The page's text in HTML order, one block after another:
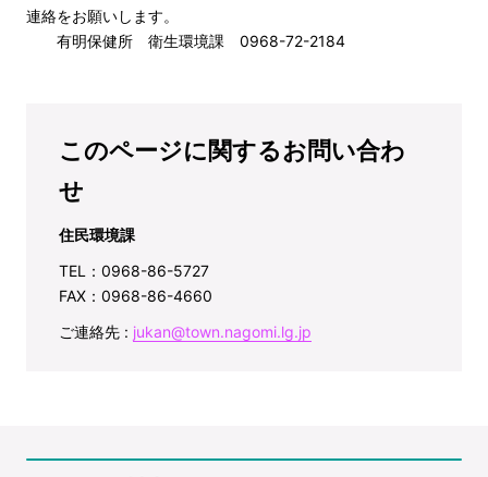
連絡をお願いします。
有明保健所 衛生環境課 0968-72-2184
このページに関するお問い合わ
せ
住民環境課
TEL：0968-86-5727
FAX：0968-86-4660
ご連絡先 : jukan@town.nagomi.lg.jp